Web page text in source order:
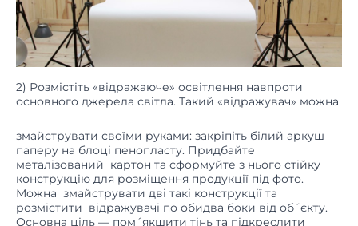
2) Розмістіть «відражаюче» освітлення навпроти
основного джерела світла. Такий «відражувач» можна
паперу на блоці пенопласту. Придбайте
металізований картон та сформуйте з нього стійку
конструкцію для розміщення продукції під фото.
Можна змайструвати дві такі конструкції та
розмістити відражувачі по обидва боки від об´єкту.
Основна ціль — пом´якшити тінь та підкреслити
вигідні сторони товару.